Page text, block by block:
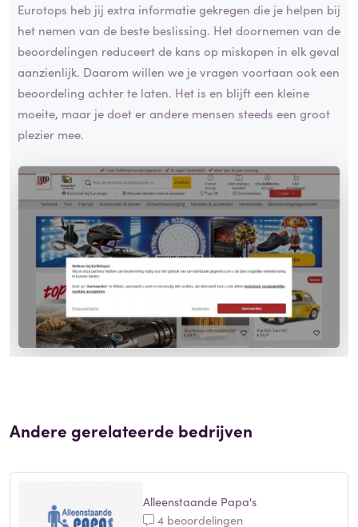
Eurotops heb jij extra informatie gekregen die je helpen bij
het nemen van de beste beslissing. Het doornemen van de
beoordelingen reduceert de kans op miskopen in elk geval
aanzienlijk. Daarom willen we je vragen voortaan ook een
beoordeling achter te laten. Het is en blijft een kleine
moeite, maar je doet er andere mensen steeds een groot
plezier mee.
Andere gerelateerde bedrijven
Alleenstaande Papa's
4 beoordelingen